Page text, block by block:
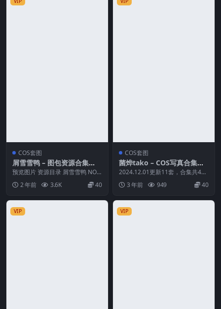
COS套图
屑雪雪鸭 – 图包资源合集
【持续更新中】
预览图片 资源目录 屑雪雪鸭 NO.0
1 原神 甘雨青花瓷[50P-199MB]...
2 年前 3.6K 40
COS套图
菌烨tako – COS写真合集
【持续更新中】
2024.12.01更新11套，合集共41
套 预览图片 资源目录 菌烨tako ...
3 年前 949 40
VIP VIP